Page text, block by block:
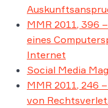
MMR 2011, 396
eines
Internet
Social Media
MMR 2011, 246
von